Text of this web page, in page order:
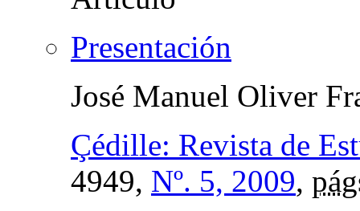
Presentación
José Manuel Oliver
Çédille: Revista de
4949, Nº. 5, 2009,